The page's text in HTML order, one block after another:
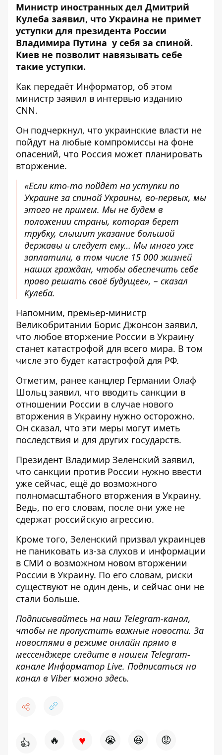
Министр иностранных дел Дмитрий
Кулеба заявил, что Украина не примет
уступки для президента России
Владимира Путина у себя за спиной.
Киев не позволит навязывать себе
такие уступки.
Как передаёт Информатор, об этом
министр заявил в интервью изданию
CNN.
Он подчеркнул, что украинские власти не
пойдут на любые компромиссы на фоне
опасений, что Россия может планировать
вторжение.
«Если кто-то пойдёт на уступки по
Украине за спиной Украины, во-первых, мы
этого не примем. Мы не будем в
положении страны, которая берет
трубку, слышит указание большой
державы и следует ему… Мы много уже
заплатили, в том числе 15 000 жизней
наших граждан, чтобы обеспечить себе
право решать своё будущее», – сказал
Кулеба.
Напомним, премьер-министр
Великобритании Борис Джонсон заявил,
что любое вторжение России в Украину
станет катастрофой для всего мира. В том
числе это будет катастрофой для РФ.
Отметим, ранее канцлер Германии Олаф
Шольц заявил, что вводить санкции в
отношении России в случае нового
вторжения в Украину нужно осторожно.
Он сказал, что эти меры могут иметь
последствия и для других государств.
Президент Владимир Зеленский заявил,
что санкции против России нужно ввести
уже сейчас, ещё до возможного
полномасштабного вторжения в Украину.
Ведь, по его словам, после они уже не
сдержат российскую агрессию.
Кроме того, Зеленский призвал украинцев
не паниковать из-за слухов и информации
в СМИ о возможном новом вторжении
России в Украину. По его словам, риски
существуют не один день, и сейчас они не
стали больше.
Подписывайтесь на наш Telegram-канал,
чтобы не пропустить важные новости. За
новостями в режиме онлайн прямо в
мессенджере следите в нашем Telegram-
канале Информатор Live. Подписаться на
канал в Viber можно здесь.
👍 🔥 ♥ 😭 😆 😡